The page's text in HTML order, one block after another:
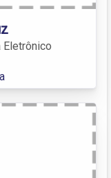
Eletrônico